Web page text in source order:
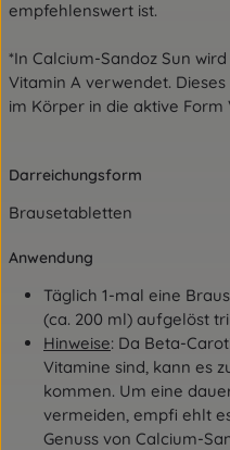
empfehlenswert ist.
*In Calcium-Sandoz Sun
Vitamin A verwendet.
im Körper in die aktive
Darreichungsform
Brausetabletten
Anwendung
Täglich 1-mal eine
(ca. 200 ml) aufgelöst
Hinweise: Da Beta-
Vitamine sind, kann es
kommen. Um eine
vermeiden, empfi ehlt
Genuss von Calcium-